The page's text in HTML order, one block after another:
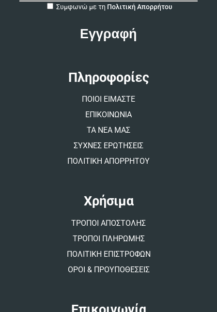
Συμφωνώ με τη Πολιτική Απορρήτου
Πληροφορίες
ΠΟΙΟΙ ΕΙΜΑΣΤΕ
ΕΠΙΚΟΙΝΩΝΙΑ
ΤΑ ΝΕΑ ΜΑΣ
ΣΥΧΝΕΣ ΕΡΩΤΗΣΕΙΣ
ΠΟΛΙΤΙΚΗ ΑΠΟΡΡΗΤΟΥ
Χρήσιμα
ΤΡΟΠΟΙ ΑΠΟΣΤΟΛΗΣ
ΤΡΟΠΟΙ ΠΛΗΡΩΜΗΣ
ΠΟΛΙΤΙΚΗ ΕΠΙΣΤΡΟΦΩΝ
ΟΡΟΙ & ΠΡΟΥΠΟΘΕΣΕΙΣ